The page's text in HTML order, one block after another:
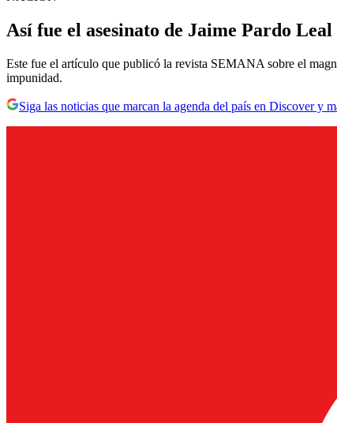
Así fue el asesinato de Jaime Pardo Leal
Este fue el artículo que publicó la revista SEMANA sobre el
impunidad.
Siga las noticias que marcan la agenda del país en Discover y